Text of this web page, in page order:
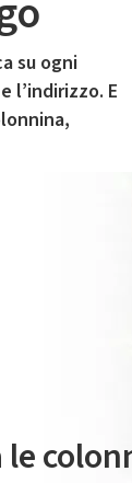
su ogni
l’indirizzo. E
elettrica è
le